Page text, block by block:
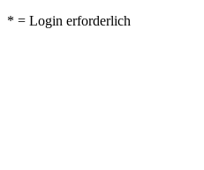
* = Login erforderlich